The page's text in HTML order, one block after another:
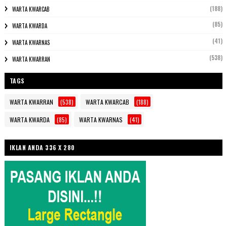
WARTA KWARCAB (188)
WARTA KWARDA (85)
WARTA KWARNAS (41)
WARTA KWARRAN (538)
TAGS
WARTA KWARRAN (538) WARTA KWARCAB (188)
WARTA KWARDA (85) WARTA KWARNAS (41)
IKLAN ANDA 336 X 280